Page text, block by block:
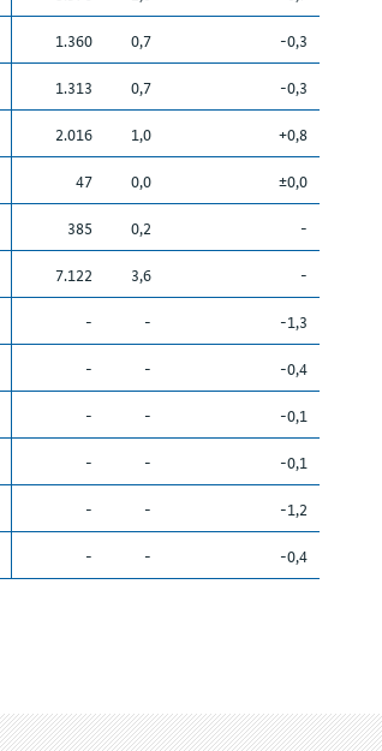
1.360 0,7
-0,3
1.313 0,7
-0,3
2.016 1,0
+0,8
47 0,0
±0,0
385 0,2
-
7.122 3,6
-
- -
-1,3
- -
-0,4
- -
-0,1
- -
-0,1
- -
-1,2
- - -0,4